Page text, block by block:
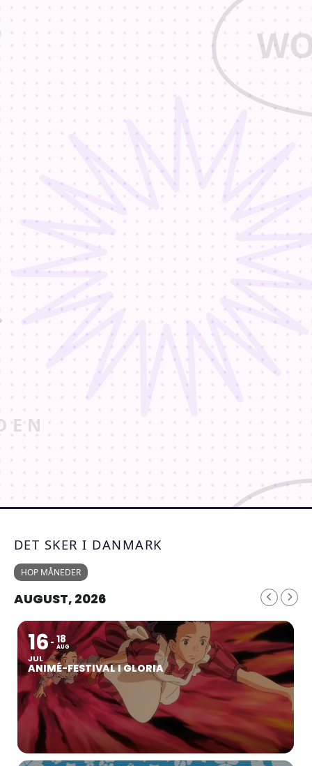
DET SKER I DANMARK
HOP MÅNEDER
AUGUST, 2026
16
JUL
18
AUG
ANIMÉ-FESTIVAL I GLORIA